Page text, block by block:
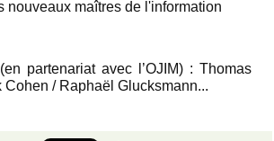
nouveaux maîtres de l'information
partenariat avec l’OJIM) : Thomas
Cohen / Raphaël Glucksmann...